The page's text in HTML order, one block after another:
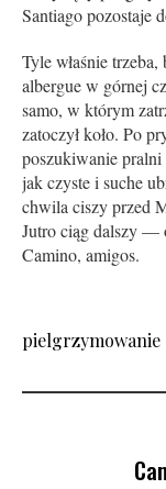
Santiago pozostaje
Tyle właśnie
albergue w górnej
samo, w którym
zatoczył koło. Po
poszukiwanie
jak czyste i suche
chwila ciszy przed
Jutro ciąg dalszy —
Camino, amigos.
pielgrzymowanie